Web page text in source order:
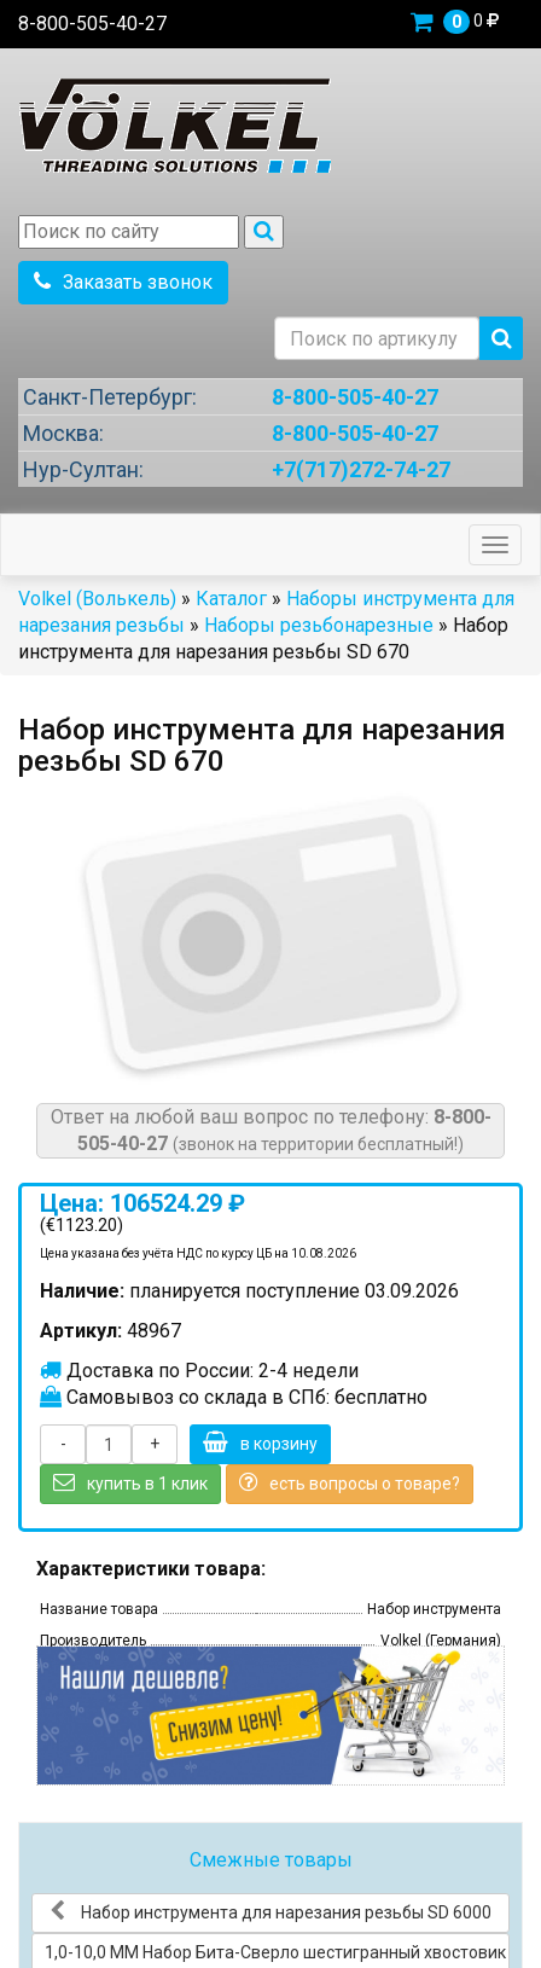
8-800-505-40-27 0 0
Заказать звонок
Санкт-Петербург:
8-800-505-40-27
Москва:
8-800-505-40-27
Нур-Султан:
+7(717)272-74-27
Volkel (Волькель) » Каталог » Наборы инструмента для
нарезания резьбы » Наборы резьбонарезные » Набор
инструмента для нарезания резьбы SD 670
Набор инструмента для нарезания
резьбы SD 670
Ответ на любой ваш вопрос по телефону: 8-800-
505-40-27 (звонок на территории бесплатный!)
Цена: 106524.29 ₽
(€1123.20)
Цена указана без учёта НДС по курсу ЦБ на 10.08.2026
Наличие: планируется поступление 03.09.2026
Артикул: 48967
Доставка по России: 2-4 недели
Самовывоз со склада в СПб: бесплатно
- + в корзину
купить в 1 клик есть вопросы о товаре?
Характеристики товара:
Название товара
Набор инструмента
Производитель
Volkel (Германия)
Смежные товары
Набор инструмента для нарезания резьбы SD 6000
1,0-10,0 ММ Набор Бита-Сверло шестигранный хвостовик HSS